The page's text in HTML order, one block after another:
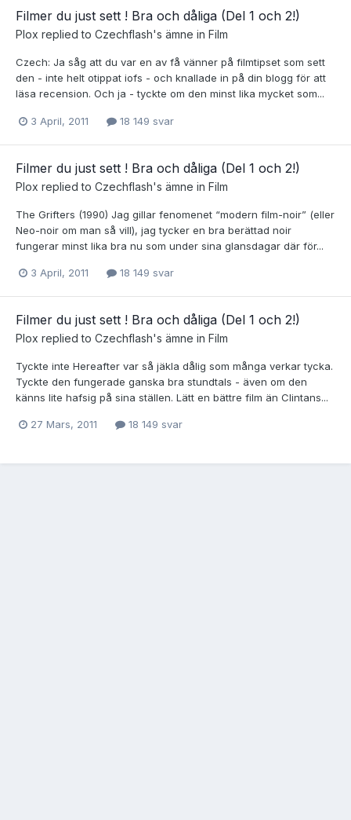
Filmer du just sett ! Bra och dåliga (Del 1 och 2!)
Plox replied to Czechflash's ämne in Film
Czech: Ja såg att du var en av få vänner på filmtipset som sett
den - inte helt otippat iofs - och knallade in på din blogg för att
läsa recension. Och ja - tyckte om den minst lika mycket som...
3 April, 2011 18 149 svar
Filmer du just sett ! Bra och dåliga (Del 1 och 2!)
Plox replied to Czechflash's ämne in Film
The Grifters (1990) Jag gillar fenomenet “modern film-noir” (eller
Neo-noir om man så vill), jag tycker en bra berättad noir
fungerar minst lika bra nu som under sina glansdagar där för...
3 April, 2011 18 149 svar
Filmer du just sett ! Bra och dåliga (Del 1 och 2!)
Plox replied to Czechflash's ämne in Film
Tyckte inte Hereafter var så jäkla dålig som många verkar tycka.
Tyckte den fungerade ganska bra stundtals - även om den
känns lite hafsig på sina ställen. Lätt en bättre film än Clintans...
27 Mars, 2011 18 149 svar